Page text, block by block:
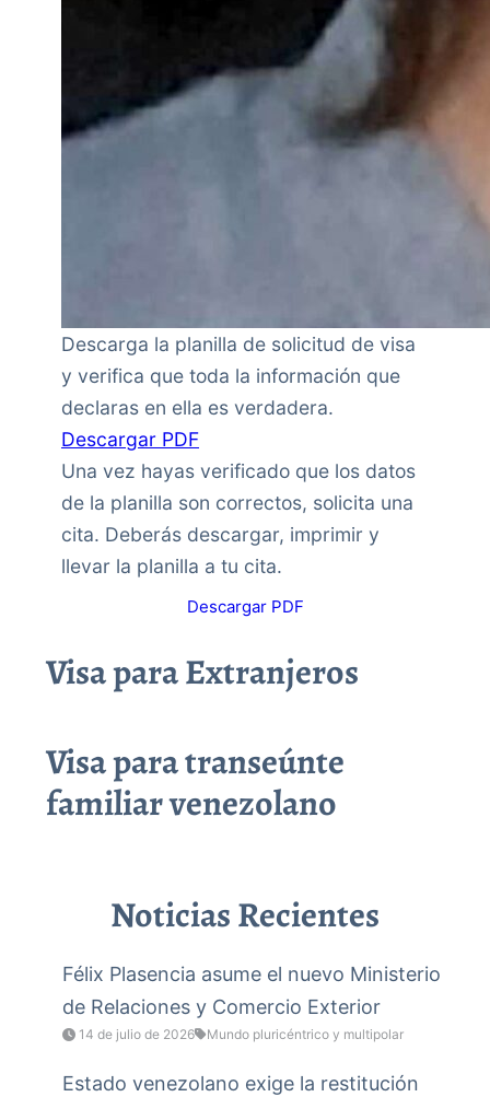
Descarga la planilla de solicitud de visa
y verifica que toda la información que
declaras en ella es verdadera.
Descargar PDF
Una vez hayas verificado que los datos
de la planilla son correctos, solicita una
cita. Deberás descargar, imprimir y
llevar la planilla a tu cita.
Descargar PDF
Visa para Extranjeros
Visa para transeúnte
familiar venezolano
Noticias Recientes
Félix Plasencia asume el nuevo Ministerio
de Relaciones y Comercio Exterior
14 de julio de 2026 Mundo pluricéntrico y multipolar
Estado venezolano exige la restitución